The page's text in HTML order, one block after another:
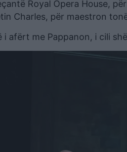
Royal Opera House,
Charles, për maestron
i afërt me Pappanon, i cili